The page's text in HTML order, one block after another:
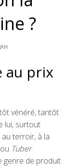
?
au prix
vénéré, tantôt
lui, surtout
au terroir, à la
Tuber
genre de produit